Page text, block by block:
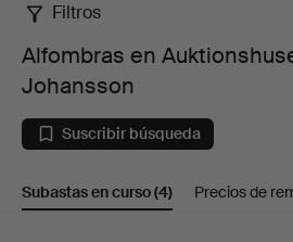
Alfombras
en
Auktionshuset
Thelin
Filtros
Alfombras en
Johansson
Suscribir búsqueda
Subastas en curso(4) Precios de